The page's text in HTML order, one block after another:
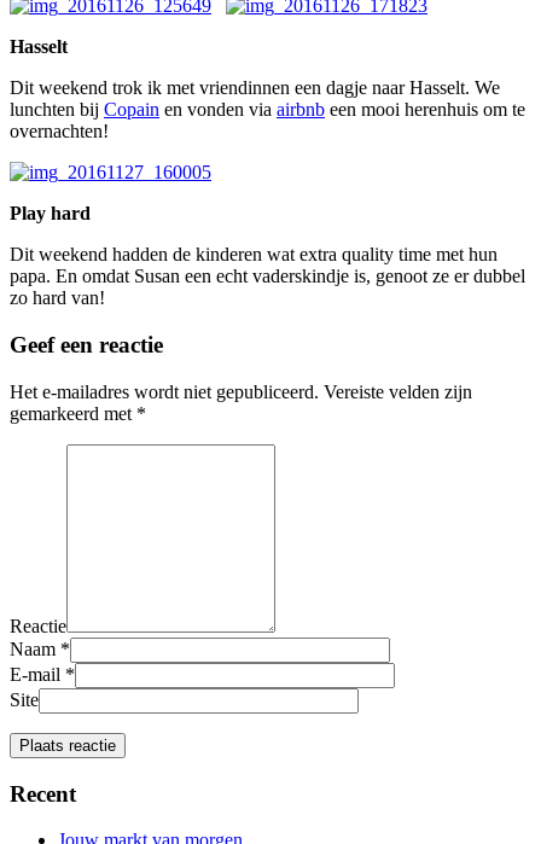
Hasselt
Dit weekend trok ik met vriendinnen een dagje naar Hasselt. We
lunchten bij Copain en vonden via airbnb een mooi herenhuis om te
overnachten!
Play hard
Dit weekend hadden de kinderen wat extra quality time met hun
papa. En omdat Susan een echt vaderskindje is, genoot ze er dubbel
zo hard van!
Geef een reactie
Het e-mailadres wordt niet gepubliceerd. Vereiste velden zijn
gemarkeerd met *
Reactie
Naam *
E-mail *
Site
Recent